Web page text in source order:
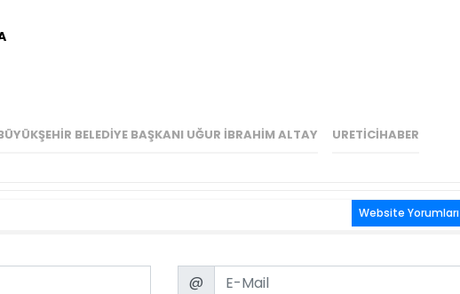
BELEDIYE BAŞKANI UĞUR İBRAHIM ALTAY URETICIHABER
Website Yorumları
Email
@